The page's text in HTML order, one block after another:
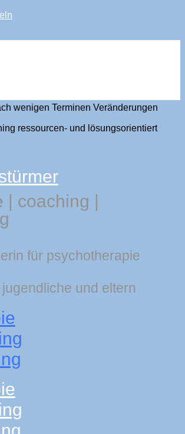
zeigen sich Erfolge?
wenigen Terminen Veränderungen
ressourcen- und lösungsorientiert
coaching
für psychotherapie
und eltern